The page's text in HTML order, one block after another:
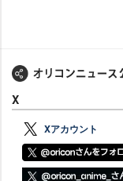
X
Xアカウント